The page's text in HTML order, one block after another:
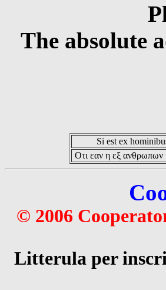
The absolute
Si est ex
Οτι εαν η εξ ανθρωπων
© 2006
Litterula per